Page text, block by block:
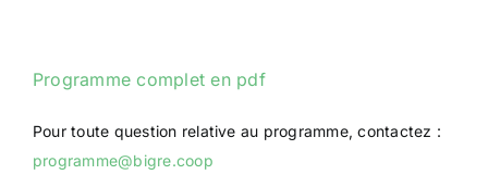
Programme complet en pdf
Pour toute question relative au programme, contactez :
programme@bigre.coop